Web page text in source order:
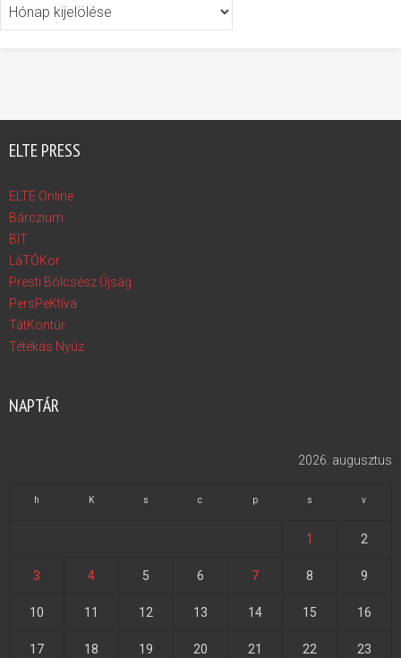
ELTE PRESS
ELTE Online
Bárczium
BIT
LáTÓKör
Presti Bölcsész Újság
PersPeKtíva
TátKontúr
Tétékás Nyúz
NAPTÁR
2026. augusztus
h K s c p s v
1 2
3 4 5 6 7 8 9
10 11 12 13 14 15 16
17 18 19 20 21 22 23